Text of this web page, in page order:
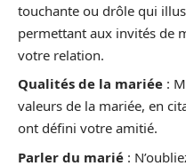
touchante ou drôle qui
permettant aux invités de
votre relation.
Qualités de la mariée :
valeurs de la mariée, en
ont défini votre amitié.
Parler du marié :